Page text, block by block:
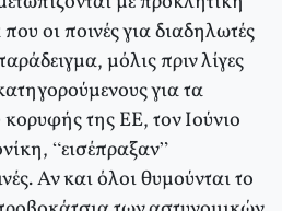
οι ποινές για διαδηλωτές
μόλις πριν λίγες
για τα
της ΕΕ, τον Ιούνιο
“εισέπραξαν”
Αν και όλοι θυμούνται το